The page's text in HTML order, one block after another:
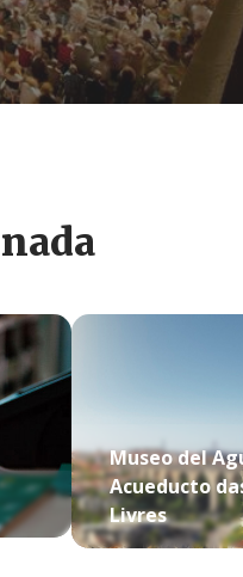
Museo del
Acueducto
Livres